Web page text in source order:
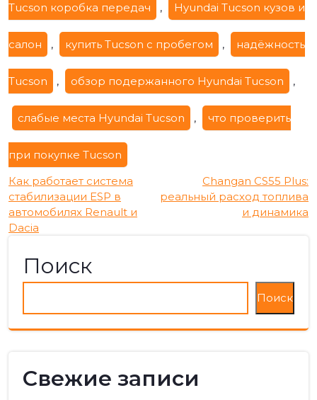
Tucson коробка передач , Hyundai Tucson кузов и
салон , купить Tucson с пробегом , надёжность
Tucson , обзор подержанного Hyundai Tucson ,
слабые места Hyundai Tucson , что проверить
при покупке Tucson
Навигация
по
записям
Как работает система
стабилизации ESP в
автомобилях Renault и
Dacia
Changan CS55 Plus:
реальный расход топлива
и динамика
Поиск
Поиск
Свежие записи